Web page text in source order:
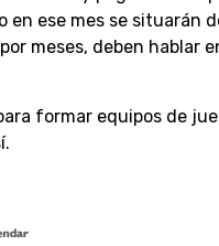
en ese mes se situarán
meses, deben hablar
formar equipos de